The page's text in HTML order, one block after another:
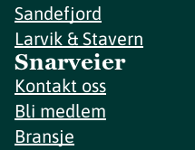
Sandefjord
Larvik & Stavern
Snarveier
Kontakt oss
Bli medlem
Bransje